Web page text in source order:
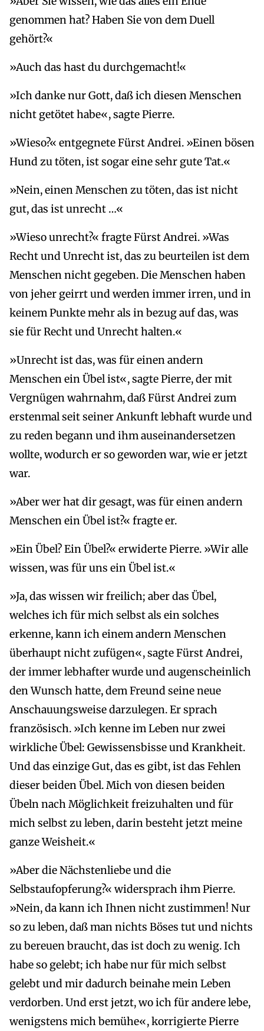
genommen hat? Haben Sie von dem Duell
gehört?«
»Auch das hast du durchgemacht!«
»Ich danke nur Gott, daß ich diesen Menschen
nicht getötet habe«, sagte Pierre.
»Wieso?« entgegnete Fürst Andrei. »Einen bösen
Hund zu töten, ist sogar eine sehr gute Tat.«
»Nein, einen Menschen zu töten, das ist nicht
gut, das ist unrecht …«
»Wieso unrecht?« fragte Fürst Andrei. »Was
Recht und Unrecht ist, das zu beurteilen ist dem
Menschen nicht gegeben. Die Menschen haben
von jeher geirrt und werden immer irren, und in
keinem Punkte mehr als in bezug auf das, was
sie für Recht und Unrecht halten.«
»Unrecht ist das, was für einen andern
Menschen ein Übel ist«, sagte Pierre, der mit
Vergnügen wahrnahm, daß Fürst Andrei zum
erstenmal seit seiner Ankunft lebhaft wurde und
zu reden begann und ihm auseinandersetzen
wollte, wodurch er so geworden war, wie er jetzt
war.
»Aber wer hat dir gesagt, was für einen andern
Menschen ein Übel ist?« fragte er.
»Ein Übel? Ein Übel?« erwiderte Pierre. »Wir alle
wissen, was für uns ein Übel ist.«
»Ja, das wissen wir freilich; aber das Übel,
welches ich für mich selbst als ein solches
erkenne, kann ich einem andern Menschen
überhaupt nicht zufügen«, sagte Fürst Andrei,
der immer lebhafter wurde und augenscheinlich
den Wunsch hatte, dem Freund seine neue
Anschauungsweise darzulegen. Er sprach
französisch. »Ich kenne im Leben nur zwei
wirkliche Übel: Gewissensbisse und Krankheit.
Und das einzige Gut, das es gibt, ist das Fehlen
dieser beiden Übel. Mich von diesen beiden
Übeln nach Möglichkeit freizuhalten und für
mich selbst zu leben, darin besteht jetzt meine
ganze Weisheit.«
»Aber die Nächstenliebe und die
Selbstaufopferung?« widersprach ihm Pierre.
»Nein, da kann ich Ihnen nicht zustimmen! Nur
so zu leben, daß man nichts Böses tut und nichts
zu bereuen braucht, das ist doch zu wenig. Ich
habe so gelebt; ich habe nur für mich selbst
gelebt und mir dadurch beinahe mein Leben
verdorben. Und erst jetzt, wo ich für andere lebe,
wenigstens mich bemühe«, korrigierte Pierre